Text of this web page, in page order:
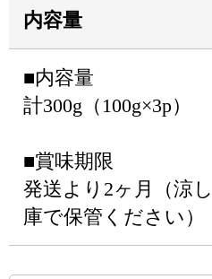
内容量
■内容量
計300g（100g×3p）
■賞味期限
発送より2ヶ月（涼
庫で保管ください）